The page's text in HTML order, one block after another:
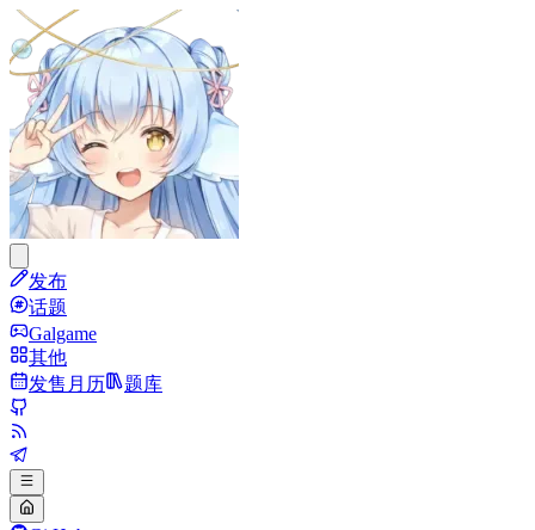
发布
话题
Galgame
其他
发售月历
题库